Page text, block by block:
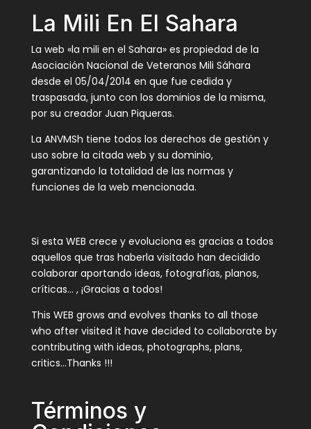
La Mili En El Sahara
La web «la mili en el Sahara» es propiedad de la
Asociación Nacional de Veteranos Mili Sáhara
desde el 05/04/2014 en que fue cedida y
traspasada, junto con los dominios de la misma,
por su creador Juan Piqueras.
La ANVMSh tiene todos los derechos de gestión y
uso sobre la citada web y su dominio,
garantizando la totalidad de las normas y
funciones de la web mencionada.
Si esta WEB crece y evoluciona es gracias a todos
aquellos que tras haberla visitado han decidido
colaborar aportando ideas, fotografías, planos,
críticas… , ¡Gracias a todos!
This WEB grows and evolves thanks to all those
who after visited it have decided to collaborate by
contributing with ideas, photographs, plans,
critics…Thanks !!!
Términos y